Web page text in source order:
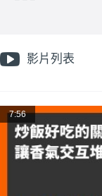
影片列表
7:56